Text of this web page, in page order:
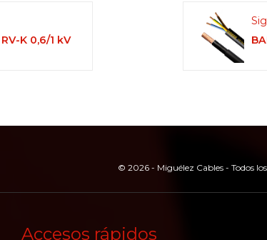
K 0,6/1 kV
© 2026 - Miguélez Cables - Todos
Accesos rápidos